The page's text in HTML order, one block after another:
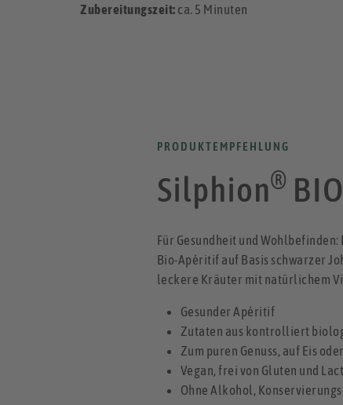
Zubereitungszeit: ca. 5 Minuten
PRODUKTEMPFEHLUNG
Silphion® BIO
Für Gesundheit und
Bio-Apéritif auf Basis schwarzer
leckere Kräuter mit natürlichem
Gesunder Apéritif
Zutaten aus kontrolliert
Zum puren Genuss, auf Eis
Vegan, frei von Gluten und
Ohne Alkohol,